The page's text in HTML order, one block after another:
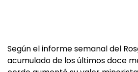
Según el informe semanal del
acumulado de los últimos doce